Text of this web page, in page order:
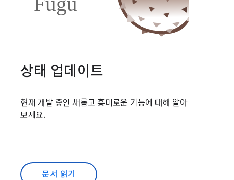
상태 업데이트
현재 개발 중인 새롭고 흥미로운 기능에 대해 알아
보세요.
문서 읽기